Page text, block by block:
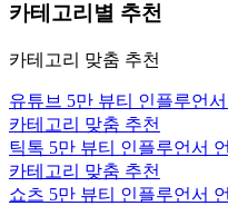
카테고리별 추천
카테고리 맞춤 추천
유튜브 5만 뷰티 인플루언
카테고리 맞춤 추천
틱톡 5만 뷰티 인플루언서
카테고리 맞춤 추천
쇼츠 5만 뷰티 인플루언서